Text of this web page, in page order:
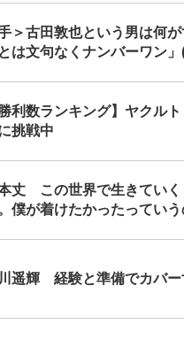
＞古田敦也という男は何
は文句なくナンバーワン
勝利数ランキング】ヤクル
挑戦中
丈 この世界で生きてい
僕が着けたかったっていう
遥輝 経験と準備でカバー